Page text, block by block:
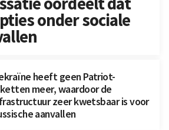
onder sociale
heeft geen Patriot-
meer, waardoor de
zeer kwetsbaar is voor
aanvallen